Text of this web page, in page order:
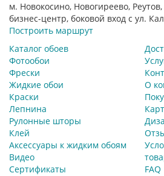
м. Новокосино, Новогиреево,
бизнес-центр, боковой вход с ул.
Построить маршрут
Каталог обоев
Фотообои
Фрески
Жидкие обои
Краски
Лепнина
Рулонные шторы
Клей
Аксессуары к жидким обоям
Видео
Сертификаты
О
FAQ